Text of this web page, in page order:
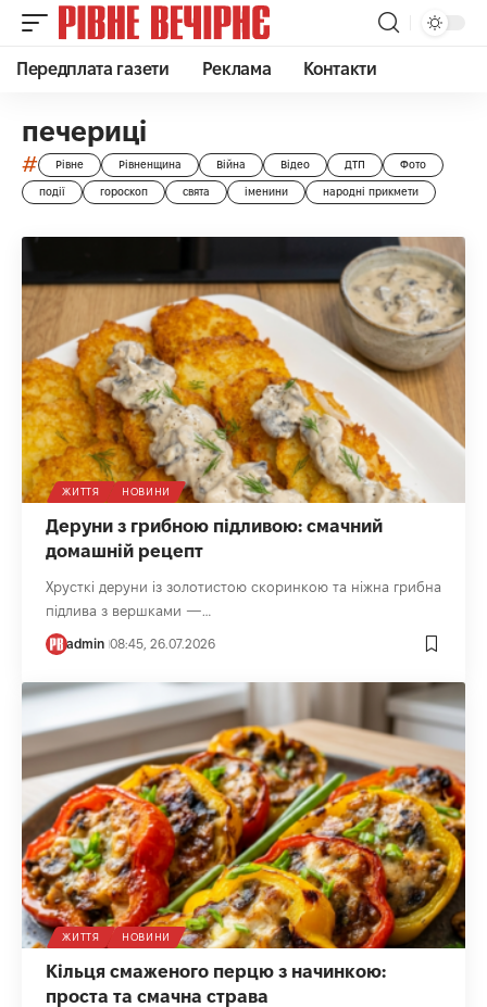
Передплата газети Реклама Контакти
печериці
# Рівне Рівненщина Війна Відео ДТП Фото
події гороскоп свята іменини народні прикмети
ЖИТТЯ НОВИНИ
Деруни з грибною підливою: смачний
домашній рецепт
Хрусткі деруни із золотистою скоринкою та ніжна грибна
підлива з вершками —…
admin 08:45, 26.07.2026
ЖИТТЯ НОВИНИ
Кільця смаженого перцю з начинкою:
проста та смачна страва